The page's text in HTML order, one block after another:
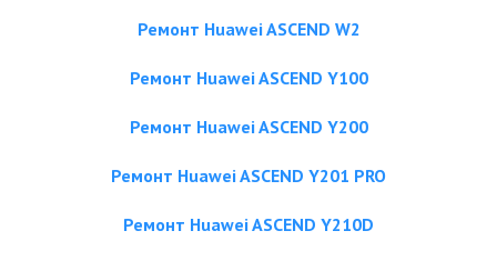
Ремонт Huawei ASCEND W2
Ремонт Huawei ASCEND Y100
Ремонт Huawei ASCEND Y200
Ремонт Huawei ASCEND Y201 PRO
Ремонт Huawei ASCEND Y210D